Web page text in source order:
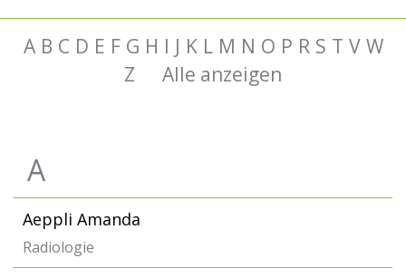
A B C D E F G H I J K L M N O P R S T V W
Z
Alle anzeigen
A
Aeppli Amanda
Radiologie